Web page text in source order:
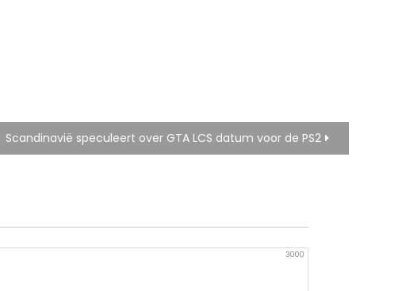
Scandinavië speculeert over GTA LCS datum voor de PS2
3000